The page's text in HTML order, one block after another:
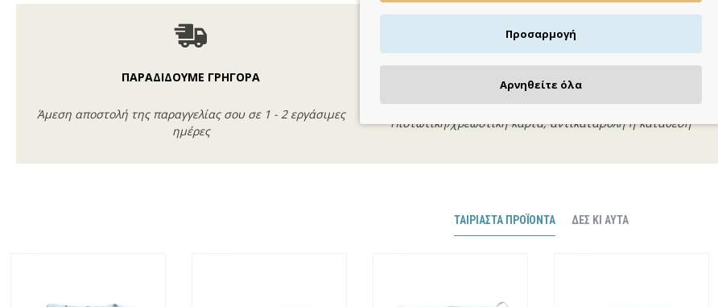
ΠΑΡΑΔΙΔΟΥΜΕ ΓΡΗΓΟΡΑ
Άμεση αποστολή της παραγγελίας σου σε 1 - 2 εργάσιμες
ημέρες
ΠΛΗΡΩΝΕΙΣ ΟΠΩΣ ΘΕΣ
Πιστωτική/χρεωστική κάρτα, αντικαταβολή ή κατάθεση
ΤΑΙΡΙΑΣΤΆ ΠΡΟΪΌΝΤΑ ΔΕΣ ΚΙ ΑΥΤΆ
Προσαρμογή
Αρνηθείτε όλα